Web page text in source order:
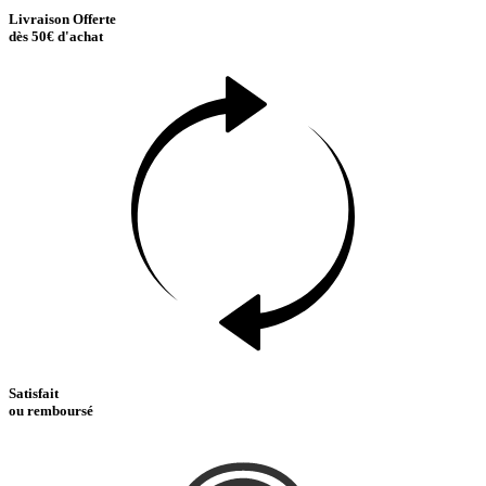
Livraison Offerte
dès 50€ d'achat
Satisfait
ou remboursé